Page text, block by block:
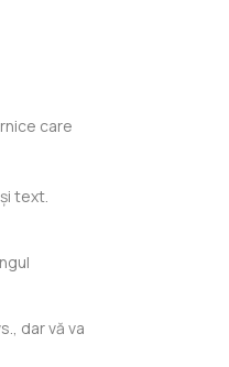
care
text.
dar vă va